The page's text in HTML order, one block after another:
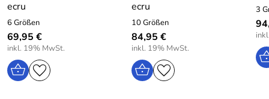
ecru
6 Größen
69,95 €
inkl. 19% MwSt.
ecru
10 Größen
84,95 €
inkl. 19% MwSt.
3